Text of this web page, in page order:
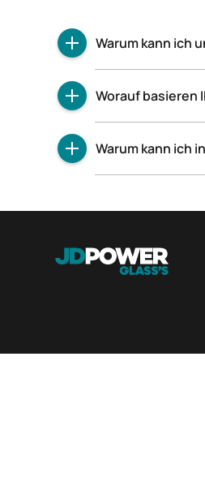
Warum kann ich
Worauf basieren
Warum kann ich